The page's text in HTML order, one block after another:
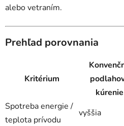
alebo vetraním.
Prehľad porovnania
Kritérium
kúrenie
Spotreba energie /
teplota prívodu
vyššia